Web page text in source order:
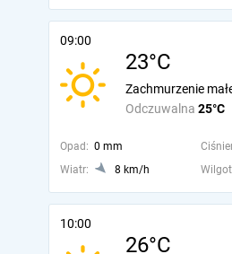
09:00
23°C
Odczuwalna 25°C
Zachmurzenie
Opad: 0 mm
Wiatr:
8 km/h
10:00
26°C